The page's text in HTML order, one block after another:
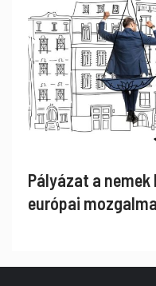
Pályázat a
európai